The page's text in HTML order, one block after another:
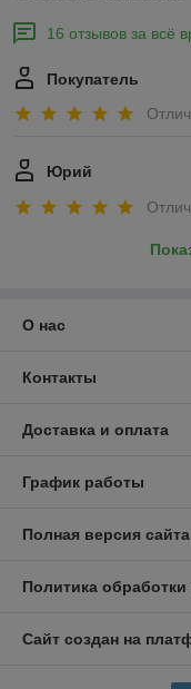
16 отзывов за всё
Покупатель
Юрий
О нас
Контакты
Доставка и оплата
График работы
Полная версия сайта
Политика
Сайт создан на